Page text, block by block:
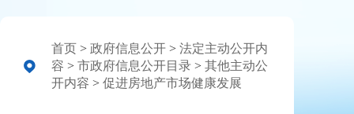
首页 > 政府信息公开 > 法定主动公开内
容 > 市政府信息公开目录 > 其他主动公
开内容 > 促进房地产市场健康发展